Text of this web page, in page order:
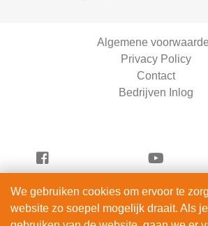
Algemene
Privacy Policy
Contact
Bedrijven Inlog
Serviceright Schoonmaak is
ServiceRight B.V. | KVK
We gebruiken cookies om ervoor te
website zo soepel mogelijk draait. Als